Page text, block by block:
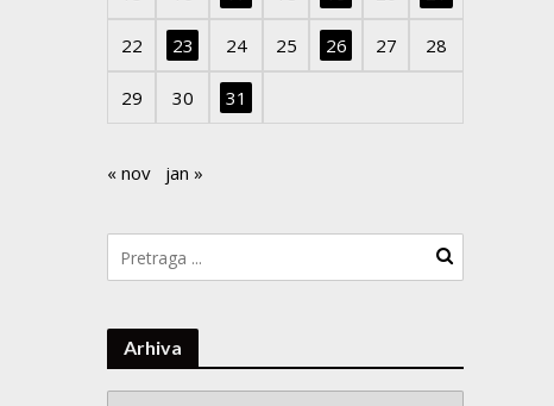
22 23 24 25 26 27 28
29 30 31
« nov jan »
Arhiva